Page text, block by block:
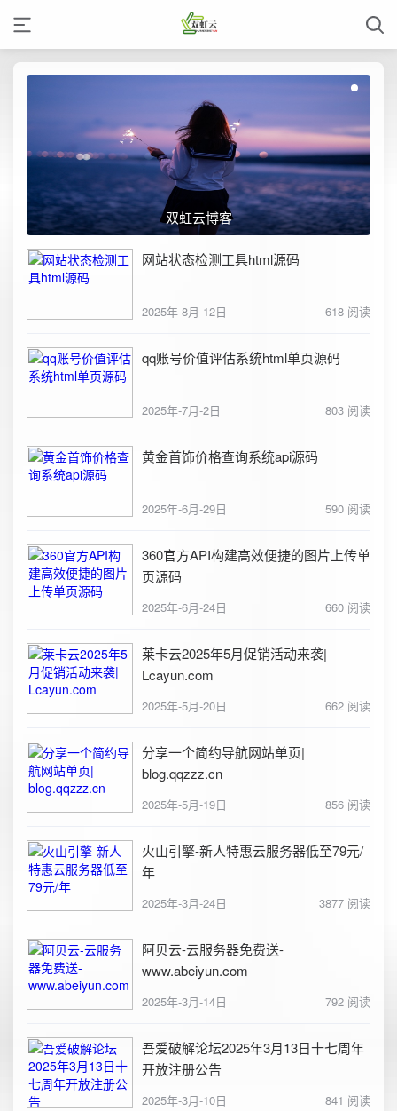
双虹云博客
网站状态检测工具html源码
2025年-8月-12日 618 阅读
qq账号价值评估系统html单页源码
2025年-7月-2日 803 阅读
黄金首饰价格查询系统api源码
2025年-6月-29日 590 阅读
360官方API构建高效便捷的图片上传单
页源码
2025年-6月-24日 660 阅读
莱卡云2025年5月促销活动来袭|
Lcayun.com
2025年-5月-20日 662 阅读
分享一个简约导航网站单页|
blog.qqzzz.cn
2025年-5月-19日 856 阅读
火山引擎-新人特惠云服务器低至79元/
年
2025年-3月-24日 3877 阅读
阿贝云-云服务器免费送-
www.abeiyun.com
2025年-3月-14日 792 阅读
吾爱破解论坛2025年3月13日十七周年
开放注册公告
2025年-3月-10日 841 阅读